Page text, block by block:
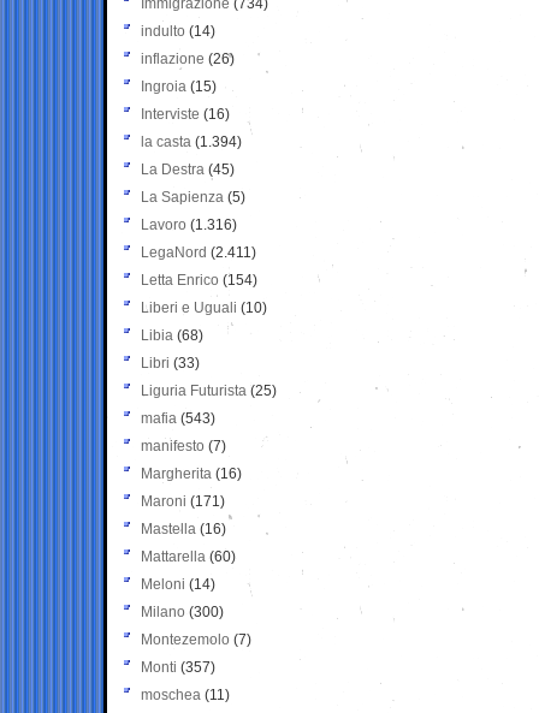
Immigrazione (734)
indulto (14)
inflazione (26)
Ingroia (15)
Interviste (16)
la casta (1.394)
La Destra (45)
La Sapienza (5)
Lavoro (1.316)
LegaNord (2.411)
Letta Enrico (154)
Liberi e Uguali (10)
Libia (68)
Libri (33)
Liguria Futurista (25)
mafia (543)
manifesto (7)
Margherita (16)
Maroni (171)
Mastella (16)
Mattarella (60)
Meloni (14)
Milano (300)
Montezemolo (7)
Monti (357)
moschea (11)